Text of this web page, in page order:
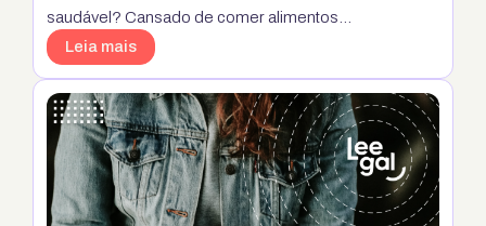
saudável? Cansado de comer alimentos
industrializados, mas não sabe como fazer a
substituição? Acho que chegou a hora de procurar um
combustível do nosso corpo, mas também é uma
forma de lutar contra e prevenir diversas doenças. Por
… Continua
Leia mais